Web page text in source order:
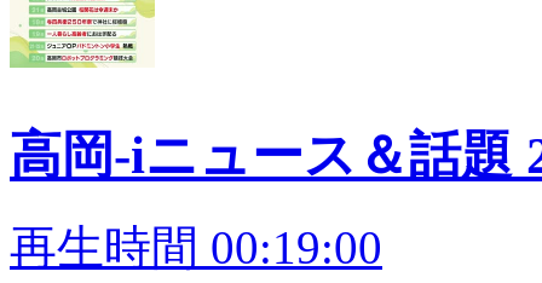
高岡-iニュース＆話題
再生時間 00:19:00